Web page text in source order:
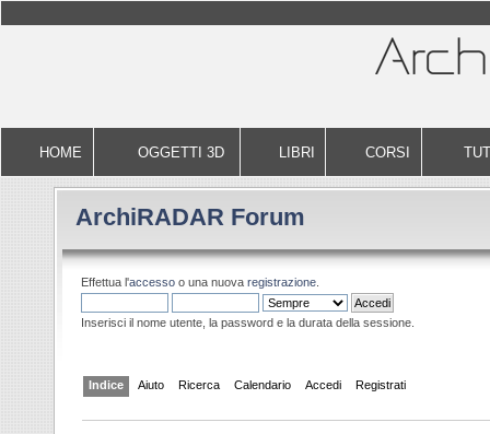
HOME OGGETTI 3D LIBRI CORSI
ArchiRADAR Forum
Effettua l'accesso o una nuova registrazione.
Inserisci il nome utente, la password e la durata della sessione.
Indice Aiuto Ricerca Calendario Accedi Registrati